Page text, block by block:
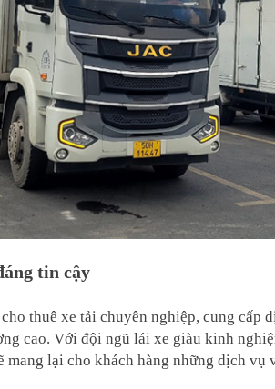
tin cậy
thuê xe tải chuyên nghiệp, cung cấp
cao. Với đội ngũ lái xe giàu kinh
mang lại cho khách hàng những dịch vụ